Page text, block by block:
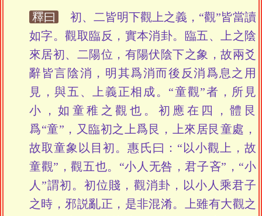
釋曰
初、二皆明下觀上之義，“觀”皆當讀
如字。觀取臨反，實本消卦。臨五、上之陰
來居初、二陽位，有陽伏陰下之象，故兩爻
辭皆言陰消，明其爲消而後反消爲息之用
見，與五、上義正相成。“童觀”者，所見
小，如童稚之觀也。初應在四，體艮
爲“童”，又臨初之上爲艮，上來居艮童處，
故取童象以目初。惠氏曰：“以小觀上，故
童觀”，觀五也。“小人无咎，君子吝”，“小
人”謂初。初位賤，觀消卦，以小人乘君子
之時，邪説亂正，是非混淆。上雖有大觀之